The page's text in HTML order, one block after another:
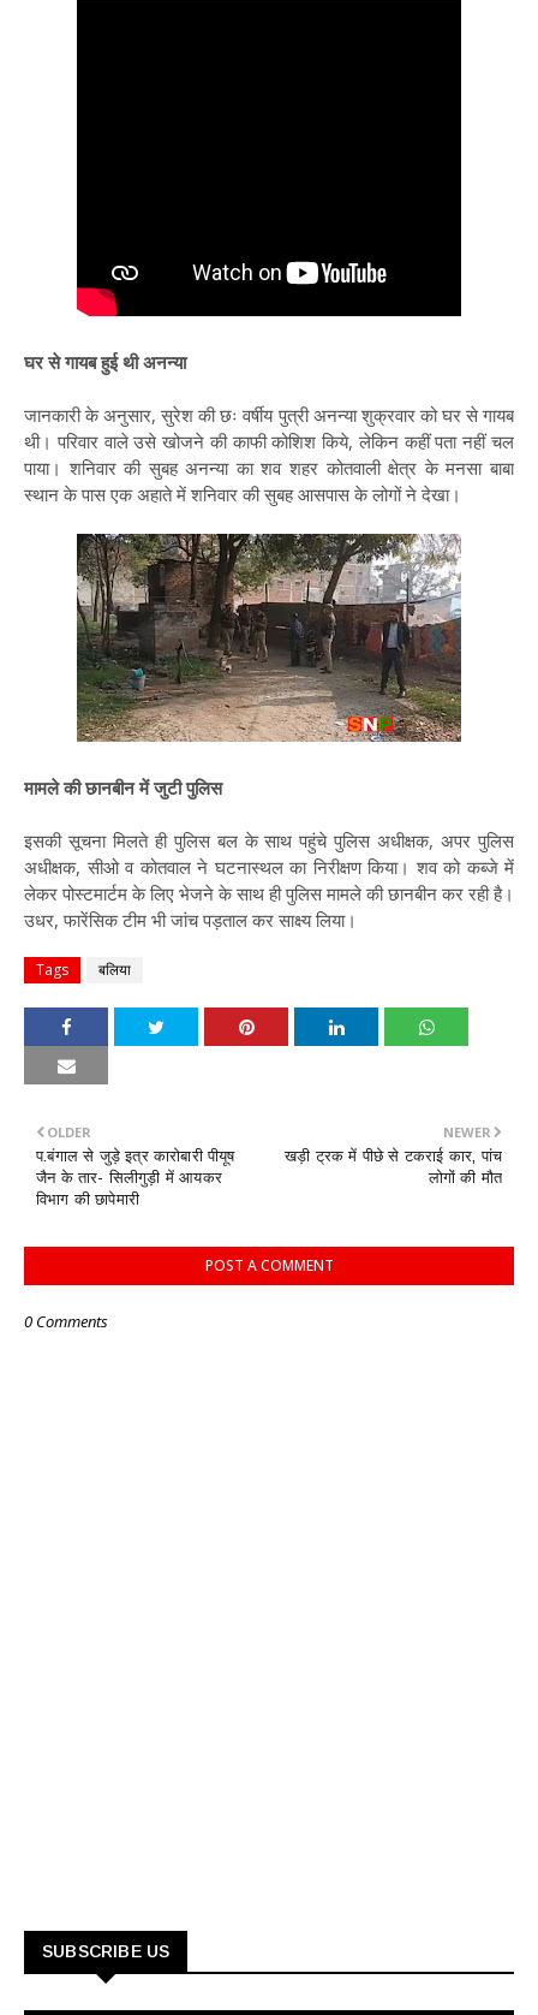
घर से गायब हुई थी अनन्या
जानकारी के अनुसार, सुरेश की छः वर्षीय पुत्री अनन्या शुक्रवार को घर से गायब
थी। परिवार वाले उसे खोजने की काफी कोशिश किये, लेकिन कहीं पता नहीं चल
पाया। शनिवार की सुबह अनन्या का शव शहर कोतवाली क्षेत्र के मनसा बाबा
स्थान के पास एक अहाते में शनिवार की सुबह आसपास के लोगों ने देखा।
मामले की छानबीन में जुटी पुलिस
इसकी सूचना मिलते ही पुलिस बल के साथ पहुंचे पुलिस अधीक्षक, अपर पुलिस
अधीक्षक, सीओ व कोतवाल ने घटनास्थल का निरीक्षण किया। शव को कब्जे में
लेकर पोस्टमार्टम के लिए भेजने के साथ ही पुलिस मामले की छानबीन कर रही है।
उधर, फारेंसिक टीम भी जांच पड़ताल कर साक्ष्य लिया।
Tags बलिया
NEWER
खड़ी ट्रक में पीछे से टकराई कार, पांच
लोगों की मौत
OLDER
प.बंगाल से जुड़े इत्र कारोबारी पीयूष
जैन के तार- सिलीगुड़ी में आयकर
विभाग की छापेमारी
POST A COMMENT
0 Comments
SUBSCRIBE US